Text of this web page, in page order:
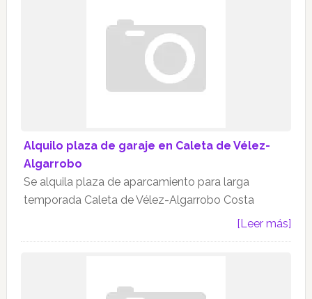
Alquilo plaza de garaje en Caleta de Vélez-
Algarrobo
Se alquila plaza de aparcamiento para larga
temporada Caleta de Vélez-Algarrobo Costa
[Leer más]